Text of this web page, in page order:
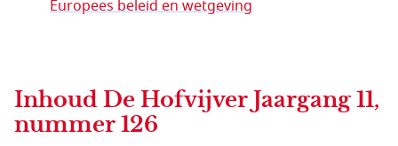
Europees beleid en wetgeving
Inhoud De Hofvijver Jaargang 11,
nummer 126